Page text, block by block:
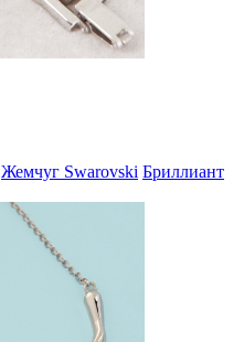
Жемчуг Swarovski Бриллиант